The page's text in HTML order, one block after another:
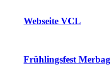
Webseite VCL
Frühlingsfest Merbag